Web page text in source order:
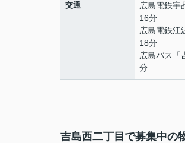
交通 広島電鉄宇
16分
広島電鉄江
18分
広島バス
分
吉島西二丁目で募集中の